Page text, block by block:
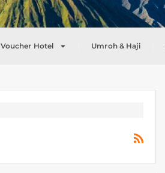
Voucher Hotel Umroh & Haji